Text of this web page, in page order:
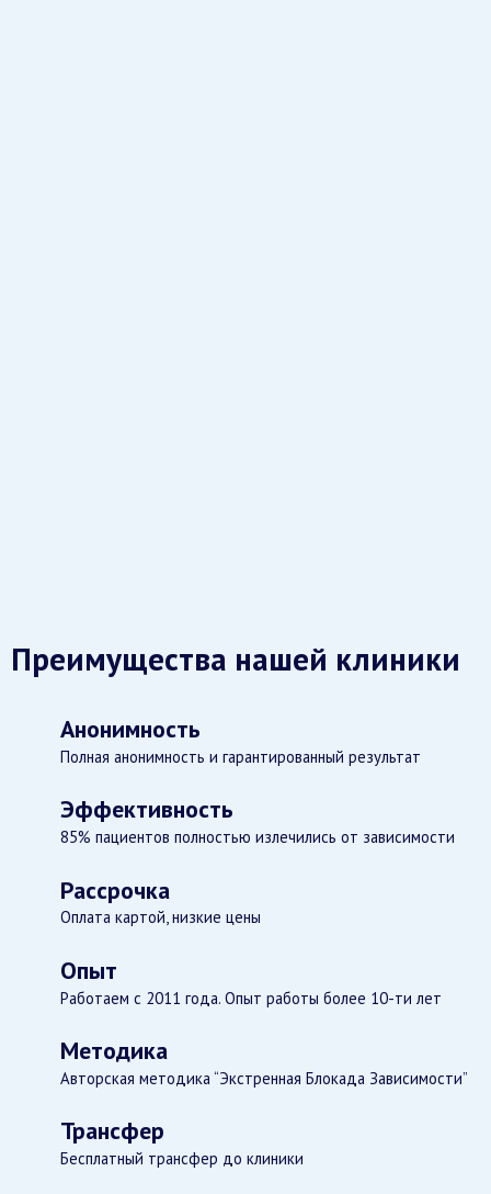
Преимущества нашей клиники
Анонимность
Полная анонимность и гарантированный результат
Эффективность
85% пациентов полностью излечились от зависимости
Рассрочка
Оплата картой, низкие цены
Опыт
Работаем с 2011 года. Опыт работы более 10-ти лет
Методика
Авторская методика “Экстренная Блокада Зависимости”
Трансфер
Бесплатный трансфер до клиники